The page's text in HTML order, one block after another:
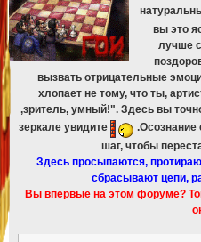
вы это
лучше
вызвать отрицательные
хлопает не тому, что ты,
,зритель, умный!". Здесь вы
зеркале увидите
.Осознание
шаг, чтобы
Здесь просыпаются,
сбрасывают цепи,
Вы впервые на этом форуме?